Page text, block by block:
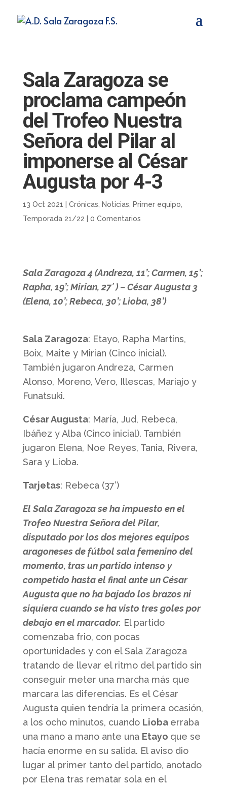
Sala Zaragoza se
proclama campeón
del Trofeo Nuestra
Señora del Pilar al
imponerse al César
Augusta por 4-3
13 Oct 2021 Crónicas Noticias Primer equipo
Temporada 21/22
0 Comentarios
Sala Zaragoza 4 (Andreza, 11’; Carmen, 15’;
Rapha, 19’; Mirian, 27′ ) – César Augusta 3
(Elena, 10’; Rebeca, 30’; Lioba, 38’)
Sala Zaragoza: Etayo, Rapha Martins,
Boix, Maite y Mirian (Cinco inicial).
También jugaron Andreza, Carmen
Alonso, Moreno, Vero, Illescas, Mariajo y
Funatsuki.
César Augusta: María, Jud, Rebeca,
Ibáñez y Alba (Cinco inicial). También
jugaron Elena, Noe Reyes, Tania, Rivera,
Sara y Lioba.
Tarjetas: Rebeca (37’)
El Sala Zaragoza se ha impuesto en el
Trofeo Nuestra Señora del Pilar,
disputado por los dos mejores equipos
aragoneses de fútbol sala femenino del
momento, tras un partido intenso y
competido hasta el final ante un César
Augusta que no ha bajado los brazos ni
siquiera cuando se ha visto tres goles por
debajo en el marcador. El partido
comenzaba frio, con pocas
oportunidades y con el Sala Zaragoza
tratando de llevar el ritmo del partido sin
conseguir meter una marcha más que
marcara las diferencias. Es el César
Augusta quien tendría la primera ocasión,
a los ocho minutos, cuando Lioba erraba
una mano a mano ante una Etayo que se
hacía enorme en su salida. El aviso dio
lugar al primer tanto del partido, anotado
por Elena tras rematar sola en el